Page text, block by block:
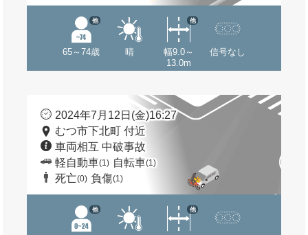
65～74歳
他
晴
幅9.0～
13.0m
他
信号なし
2024年7月12日(金)16:27
むつ市下北町 付近
車両相互 中破事故
軽自動車(1) 自転車(1)
死亡(0) 負傷(1)
他 他